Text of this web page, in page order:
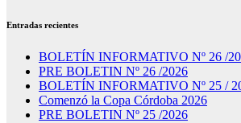
Entradas recientes
BOLETÍN INFORMATIVO Nº 26 /
PRE BOLETIN Nº 26 /2026
BOLETÍN INFORMATIVO Nº 25 /
Comenzó la Copa Córdoba 2026
PRE BOLETIN Nº 25 /2026